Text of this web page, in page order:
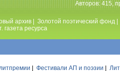
Авторов: 415,
архив Золотой поэтический фонд
газета ресурса
Фестивали АП и поэзии